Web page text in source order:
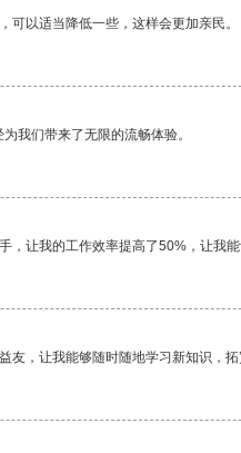
可以适当降低一些，这样会更加亲民。
我们带来了无限的流畅体验。
，让我的工作效率提高了50%，让我能
友，让我能够随时随地学习新知识，拓